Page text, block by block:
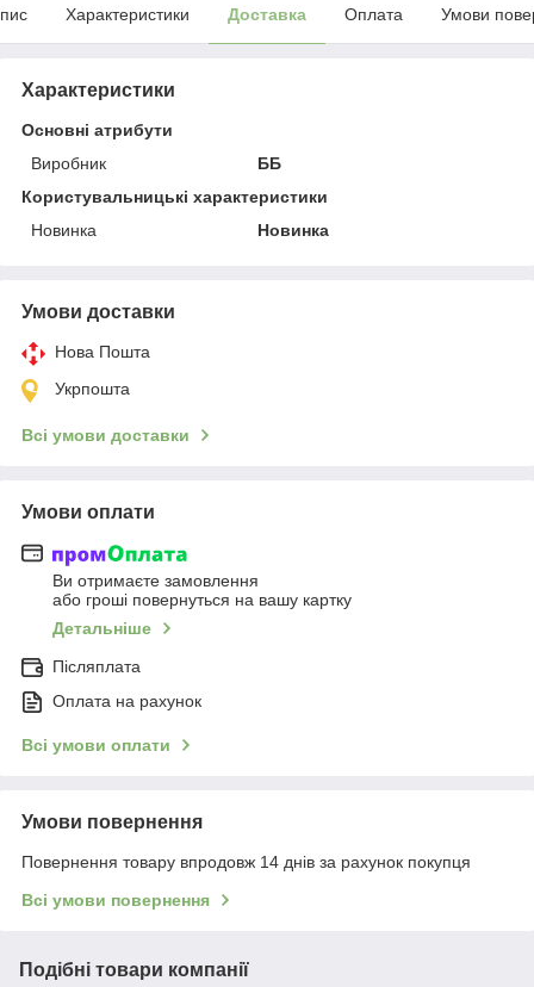
Характеристики Доставка Оплата Умови
Характеристики
Основні атрибути
Виробник
ББ
Користувальницькі характеристики
Новинка
Новинка
Умови доставки
Нова Пошта
Укрпошта
Всі умови доставки
Умови оплати
Ви отримаєте замовлення
або гроші повернуться на вашу картку
Детальніше
Післяплата
Оплата на рахунок
Всі умови оплати
Умови повернення
Повернення товару впродовж 14 днів за рахунок покупця
Всі умови повернення
Подібні товари компанії